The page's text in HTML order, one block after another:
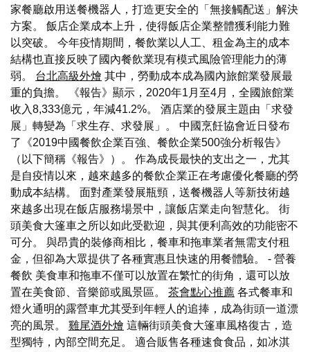
家餐廳啟用送餐機器人，打造更安全的「無接觸配送」解決
方案。 飯店企業成本上升，使得飯店企業整體獲利能力難
以突破。 今年疫情期間，餐飲業以人工、租金為主的成本
結構也直接反映了國內餐飲業現有模式風險管理能力的薄
弱。 台北高級外燴 其中，勞動成本成為國內旅館業發展最
重的負擔。 《報告》顯示，2020年1月至4月，全國旅館業
收入8,333億元，年減41.2%。 酒店業的發展主題由「求發
展」轉變為「求生存、求發展」。 中國烹飪協會近日發布
了《2019中國餐飲企業百強、餐飲企業500強分析報告》
（以下簡稱《報告》）。 作為成長最快的支出之一，尤其
是自疫情以來，越來越多的餐飲企業正在考慮優化餐廳的勞
動成本結構。 面對產業發展瓶頸，送餐機器人等新技術越
來越多出現在飯店服務場景中，讓飯店業走向智慧化。 街
頭美食大篷車之所以如此受歡迎，與其便利高效的功能密不
可分。 與昂貴的裝修商相比，餐車和拖車業者無需支付租
金，但卻為大眾提供了各種實惠且快速的用餐體驗。 - 營養
餐飲 美食車和拖車不僅可以放置在繁忙的街角，還可以放
置在美食節、音樂節或風景區。 茶會點心推薦 各式餐車和
燈火通明的露營車尤其受到年輕人的追捧，成為街頭一道漂
亮的風景。 雞尾酒外燴 這輛街頭美食大篷車風格復古，造
型獨特，內部空間充足。 適合販售各種速食食品，如冰淇